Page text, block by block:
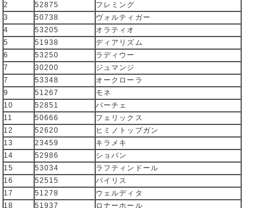
2
52875
フレミング
3
50738
ヴォルティガー
4
53205
オラティオ
5
51938
ディアリズム
6
53250
ラディウー
7
30200
ジュマンジ
7
53348
オークローラ
9
51267
モネ
10
52851
パーチェ
11
50666
フェリックス
12
52620
ヒミノトップガン
13
23459
キラメキ
14
52986
ショパン
15
53034
ラフティンドール
16
52515
バイリス
17
51278
ウェルディタ
18
51937 ロナーホール